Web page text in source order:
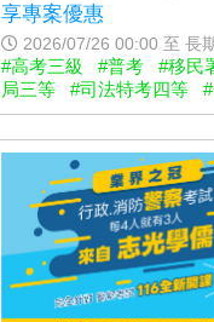
享專案優惠
2026/07/26 00:00 至 長
#高考三級 #普考 #移民
局三等
#司法特考四等